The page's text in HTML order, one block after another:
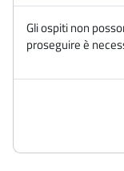
Gli ospiti non
proseguire è